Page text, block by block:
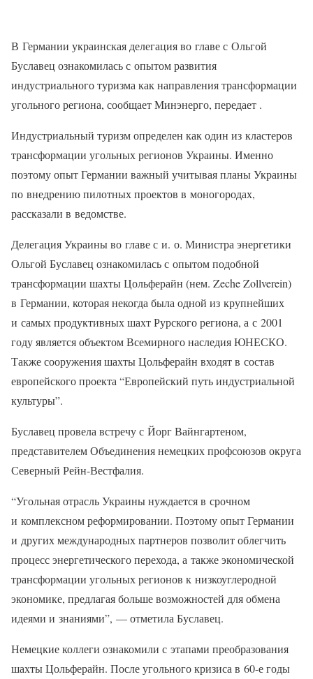
В Германии украинская делегация во главе с Ольгой
Буславец ознакомилась с опытом развития
индустриального туризма как направления трансформации
угольного региона, сообщает Минэнерго, передает .
Индустриальный туризм определен как один из кластеров
трансформации угольных регионов Украины. Именно
поэтому опыт Германии важный учитывая планы Украины
по внедрению пилотных проектов в моногородах,
рассказали в ведомстве.
Делегация Украины во главе с и. о. Министра энергетики
Ольгой Буславец ознакомилась с опытом подобной
трансформации шахты Цольферайн (нем. Zeche Zollverein)
в Германии, которая некогда была одной из крупнейших
и самых продуктивных шахт Рурского региона, а с 2001
году является объектом Всемирного наследия ЮНЕСКО.
Также сооружения шахты Цольферайн входят в состав
европейского проекта “Европейский путь индустриальной
культуры”.
Буславец провела встречу с Йорг Вайнгартеном,
представителем Объединения немецких профсоюзов округа
Северный Рейн-Вестфалия.
“Угольная отрасль Украины нуждается в срочном
и комплексном реформировании. Поэтому опыт Германии
и других международных партнеров позволит облегчить
процесс энергетического перехода, а также экономической
трансформации угольных регионов к низкоуглеродной
экономике, предлагая больше возможностей для обмена
идеями и знаниями”, — отметила Буславец.
Немецкие коллеги ознакомили с этапами преобразования
шахты Цольферайн. После угольного кризиса в 60-е годы